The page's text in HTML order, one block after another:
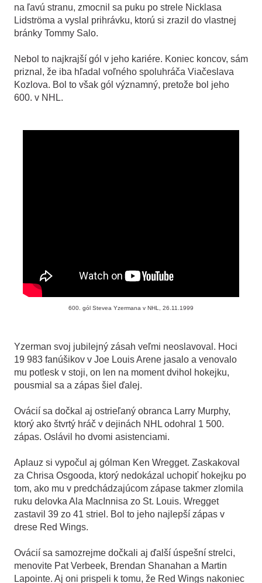
na ľavú stranu, zmocnil sa puku po strele Nicklasa
Lidströma a vyslal prihrávku, ktorú si zrazil do vlastnej
bránky Tommy Salo.
Nebol to najkrajší gól v jeho kariére. Koniec koncov, sám
priznal, že iba hľadal voľného spoluhráča Viačeslava
Kozlova. Bol to však gól významný, pretože bol jeho
600. v NHL.
600. gól Stevea Yzermana v NHL, 26.11.1999
Yzerman svoj jubilejný zásah veľmi neoslavoval. Hoci
19 983 fanúšikov v Joe Louis Arene jasalo a venovalo
mu potlesk v stoji, on len na moment dvihol hokejku,
pousmial sa a zápas šiel ďalej.
Ovácií sa dočkal aj ostrieľaný obranca Larry Murphy,
ktorý ako štvrtý hráč v dejinách NHL odohral 1 500.
zápas. Oslávil ho dvomi asistenciami.
Aplauz si vypočul aj gólman Ken Wregget. Zaskakoval
za Chrisa Osgooda, ktorý nedokázal uchopiť hokejku po
tom, ako mu v predchádzajúcom zápase takmer zlomila
ruku delovka Ala MacInnisa zo St. Louis. Wregget
zastavil 39 zo 41 striel. Bol to jeho najlepší zápas v
drese Red Wings.
Ovácií sa samozrejme dočkali aj ďalší úspešní strelci,
menovite Pat Verbeek, Brendan Shanahan a Martin
Lapointe. Aj oni prispeli k tomu, že Red Wings nakoniec